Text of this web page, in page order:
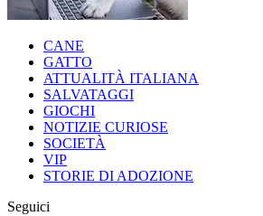
CANE
GATTO
ATTUALITÀ ITALIANA
SALVATAGGI
GIOCHI
NOTIZIE CURIOSE
SOCIETÀ
VIP
STORIE DI ADOZIONE
Seguici